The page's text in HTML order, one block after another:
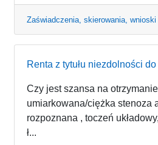
Zaświadczenia, skierowania, wnioski
Renta z tytułu niezdolności
Czy jest szansa na
umiarkowana/ciężka stenoza
rozpoznana , toczeń
ł...